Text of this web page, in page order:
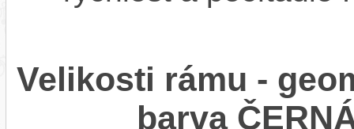
Velikosti rámu -
barva